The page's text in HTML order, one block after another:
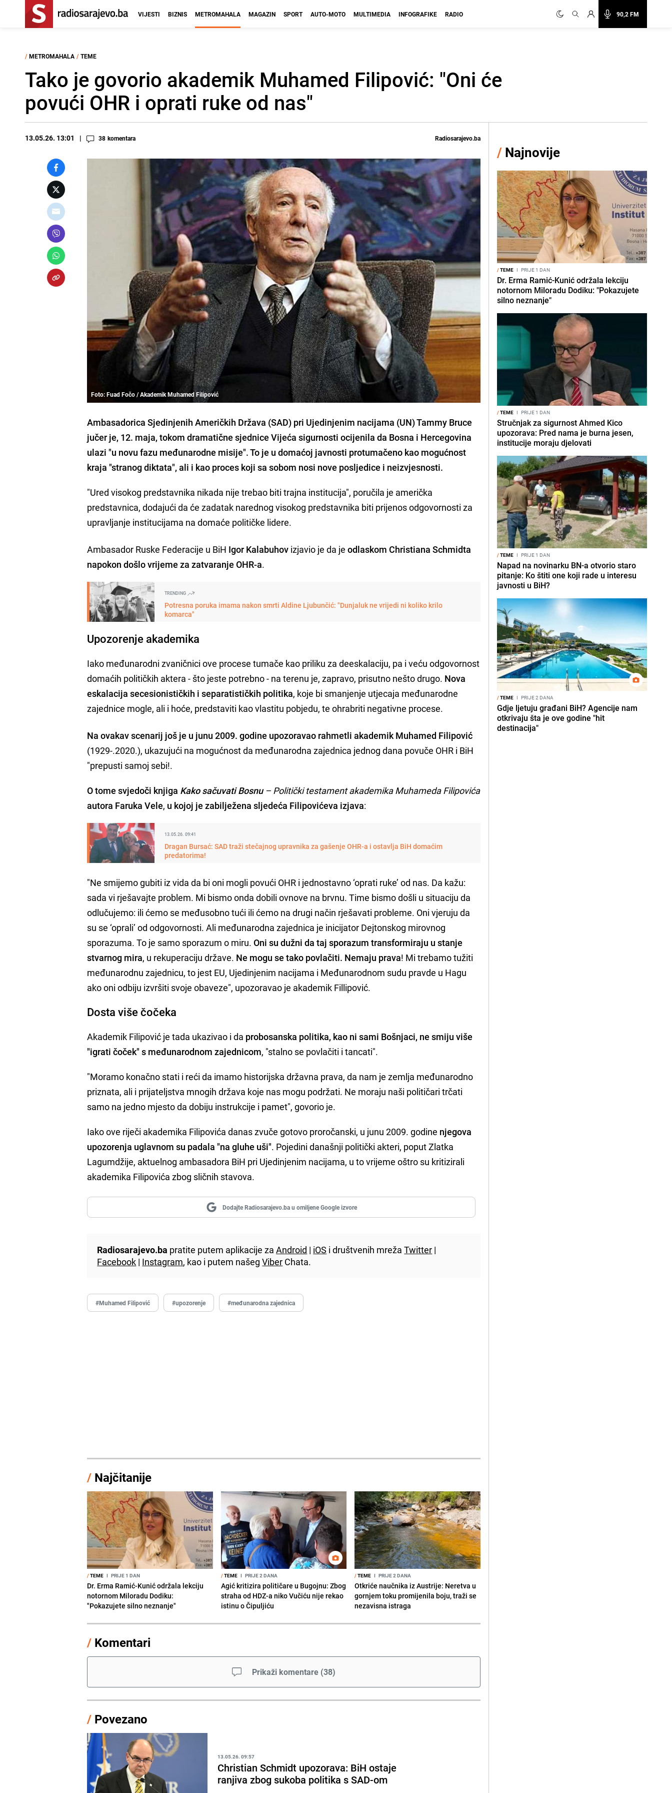
90,2 FM
VIJESTI BIZNIS METROMAHALA MAGAZIN SPORT AUTO-MOTO MULTIMEDIA INFOGRAFIKE RADIO
/ METROMAHALA / TEME
Tako je govorio akademik Muhamed Filipović: "Oni će
povući OHR i oprati ruke od nas"
13.05.26. 13:01 38 komentara Radiosarajevo.ba
Foto: Fuad Fočo / Akademik Muhamed Filipović
Ambasadorica Sjedinjenih Američkih Država (SAD) pri Ujedinjenim nacijama (UN) Tammy Bruce
jučer je, 12. maja, tokom dramatične sjednice Vijeća sigurnosti ocijenila da Bosna i Hercegovina
ulazi "u novu fazu međunarodne misije". To je u domaćoj javnosti protumačeno kao mogućnost
kraja "stranog diktata", ali i kao proces koji sa sobom nosi nove posljedice i neizvjesnosti.
"Ured visokog predstavnika nikada nije trebao biti trajna institucija", poručila je američka
predstavnica, dodajući da će zadatak narednog visokog predstavnika biti prijenos odgovornosti za
upravljanje institucijama na domaće političke lidere.
Ambasador Ruske Federacije u BiH Igor Kalabuhov izjavio je da jeodlaskom Christiana Schmidta
napokon došlo vrijeme za zatvaranje OHR-a.
TRENDING
Potresna poruka imama nakon smrti Aldine Ljubunčić: "Dunjaluk ne vrijedi ni koliko krilo
komarca"
Upozorenje akademika
Iako međunarodni zvaničnici ove procese tumače kao priliku za deeskalaciju, pa i veću odgovornost
domaćih političkih aktera - što jeste potrebno - na terenu je, zapravo, prisutno nešto drugo. Nova
eskalacija secesionističkih i separatističkih politika, koje bi smanjenje utjecaja međunarodne
zajednice mogle, ali i hoće, predstaviti kao vlastitu pobjedu, te ohrabriti negativne procese.
Na ovakav scenarij još je u junu 2009. godine upozoravao rahmetli akademik Muhamed Filipović
(1929-.2020.), ukazujući na mogućnost da međunarodna zajednica jednog dana povuče OHR i BiH
"prepusti samoj sebi!.
O tome svjedoči knjiga Kako sačuvati Bosnu– Politički testament akademika Muhameda Filipovića
autora Faruka Vele, u kojoj je zabilježena sljedeća Filipovićeva izjava:
13.05.26. 09:41
Dragan Bursać: SAD traži stečajnog upravnika za gašenje OHR-a i ostavlja BiH domaćim
predatorima!
"Ne smijemo gubiti iz vida da bi oni mogli povući OHR i jednostavno ‘oprati ruke’ od nas. Da kažu:
sada vi rješavajte problem. Mi bismo onda dobili ovnove na brvnu. Time bismo došli u situaciju da
odlučujemo: ili ćemo se međusobno tući ili ćemo na drugi način rješavati probleme. Oni vjeruju da
su se ‘oprali’ od odgovornosti. Ali međunarodna zajednica je inicijator Dejtonskog mirovnog
sporazuma. To je samo sporazum o miru.Oni su dužni da taj sporazum transformiraju u stanje
stvarnog mira, u rekuperaciju države. Ne mogu se tako povlačiti. Nemaju prava! Mi trebamo tužiti
međunarodnu zajednicu, to jest EU, Ujedinjenim nacijama i Međunarodnom sudu pravde u Hagu
ako oni odbiju izvršiti svoje obaveze", upozoravao je akademik Fillipović.
Dosta više čočeka
Akademik Filipović je tada ukazivao i da probosanska politika, kao ni sami Bošnjaci, ne smiju više
"igrati čoček" s međunarodnom zajednicom, "stalno se povlačiti i tancati".
"Moramo konačno stati i reći da imamo historijska državna prava, da nam je zemlja međunarodno
priznata, ali i prijateljstva mnogih država koje nas mogu podržati. Ne moraju naši političari trčati
samo na jedno mjesto da dobiju instrukcije i pamet", govorio je.
Iako ove riječi akademika Filipovića danas zvuče gotovo proročanski, u junu 2009. godine njegova
upozorenja uglavnom su padala "na gluhe uši". Pojedini današnji politički akteri, poput Zlatka
Lagumdžije, aktuelnog ambasadora BiH pri Ujedinjenim nacijama, u to vrijeme oštro su kritizirali
akademika Filipovića zbog sličnih stavova.
Dodajte Radiosarajevo.ba u omiljene Google izvore
Radiosarajevo.ba pratite putem aplikacije zaAndroid | iOS i društvenih mrežaTwitter |
Facebook | Instagram, kao i putem našegViber Chata.
#Muhamed Filipović #upozorenje #međunarodna zajednica
/ Najčitanije
/TEME I PRIJE 1 DAN
Dr. Erma Ramić-Kunić održala lekciju
notornom Miloradu Dodiku:
"Pokazujete silno neznanje"
/TEME I PRIJE 2 DANA
Agić kritizira političare u Bugojnu: Zbog
straha od HDZ-a niko Vučiću nije rekao
istinu o Čipuljiću
/TEME I PRIJE 2 DANA
Otkriće naučnika iz Austrije: Neretva u
gornjem toku promijenila boju, traži se
nezavisna istraga
/ Komentari
Prikaži komentare (38)
/ Povezano
13.05.26. 09:57
Christian Schmidt upozorava: BiH ostaje
ranjiva zbog sukoba politika s SAD-om
/ Najnovije
/TEME I PRIJE 1 DAN
Dr. Erma Ramić-Kunić održala lekciju
notornom Miloradu Dodiku: "Pokazujete
silno neznanje"
/TEME I PRIJE 1 DAN
Stručnjak za sigurnost Ahmed Kico
upozorava: Pred nama je burna jesen,
institucije moraju djelovati
/TEME I PRIJE 1 DAN
Napad na novinarku BN-a otvorio staro
pitanje: Ko štiti one koji rade u interesu
javnosti u BiH?
/TEME I PRIJE 2 DANA
Gdje ljetuju građani BiH? Agencije nam
otkrivaju šta je ove godine "hit
destinacija"